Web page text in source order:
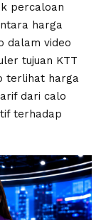
percaloan
harga
dalam video
tujuan KTT
terlihat harga
dari calo
terhadap